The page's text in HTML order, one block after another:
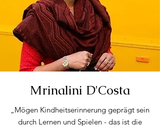
Mrinalini D'Costa
„Mögen Kindheitserinnerung geprägt sein
durch Lernen und Spielen - das ist die